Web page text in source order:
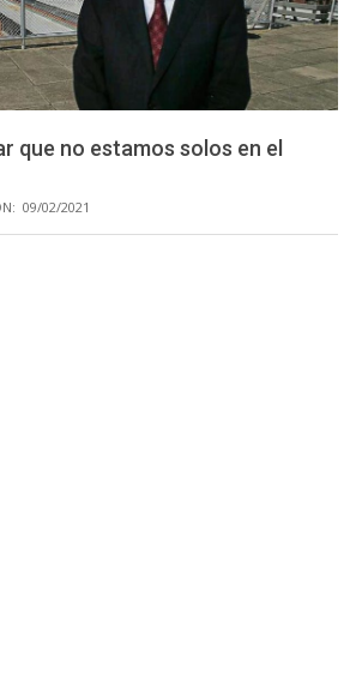
que no estamos solos en el
09/02/2021